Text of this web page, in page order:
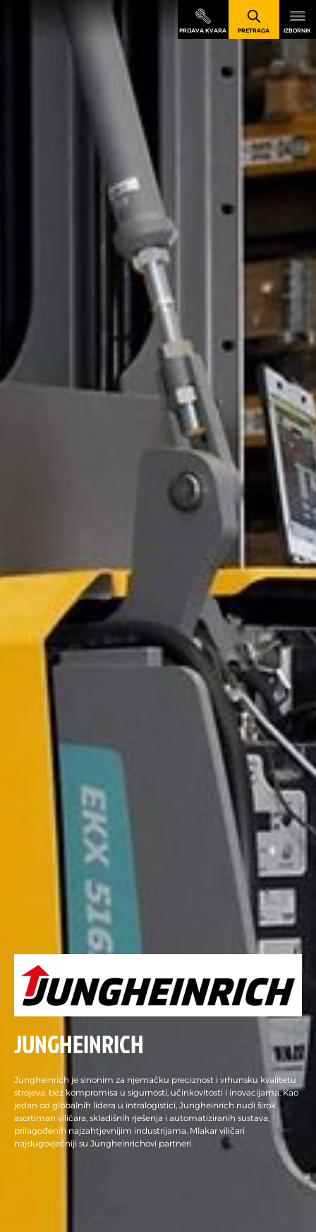
JUNGHEINRICH
Jungheinrich je sinonim za njemačku preciznost i vrhunsku kvalitetu
strojeva, bez kompromisa u sigurnosti, učinkovitosti i inovacijama. Kao
jedan od globalnih lidera u intralogistici, Jungheinrich nudi širok
asortiman viličara, skladišnih rješenja i automatiziranih sustava,
prilagođenih najzahtjevnijim industrijama. Mlakar viličari
najdugovječniji su Jungheinrichovi partneri.